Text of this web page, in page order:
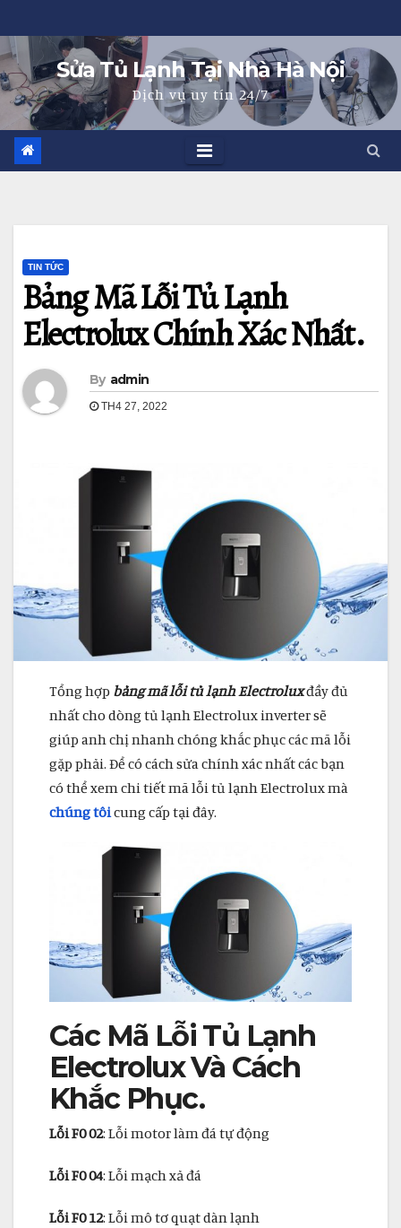
to
content
Sửa Tủ Lạnh Tại Nhà Hà Nội
Dịch vụ uy tín 24/7
TIN TỨC
Bảng Mã Lỗi Tủ Lạnh
Electrolux Chính Xác Nhất.
By admin
TH4 27, 2022
Tổng hợp bảng mã lỗi tủ lạnh Electroluxđầy đủ
nhất cho dòng tủ lạnh Electrolux inverter sẽ
giúp anh chị nhanh chóng khắc phục các mã lỗi
gặp phải. Để có cách sửa chính xác nhất các bạn
có thể xem chi tiết mã lỗi tủ lạnh Electrolux mà
chúng tôicung cấp tại đây.
Các Mã Lỗi Tủ Lạnh
Electrolux Và Cách
Khắc Phục.
Lỗi F0 02: Lỗi motor làm đá tự động
Lỗi F0 04: Lỗi mạch xả đá
Lỗi F0 12: Lỗi mô tơ quạt dàn lạnh